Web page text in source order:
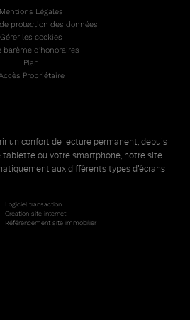
Mentions Légales
protection des données
Gérer les cookies
barème d'honoraires
Plan
Propriétaire
un confort de lecture permanent, depuis
tablette ou votre smartphone, notre site
aux différents types d'écrans
Logiciel transaction
Création site internet
Référencement site immobilier